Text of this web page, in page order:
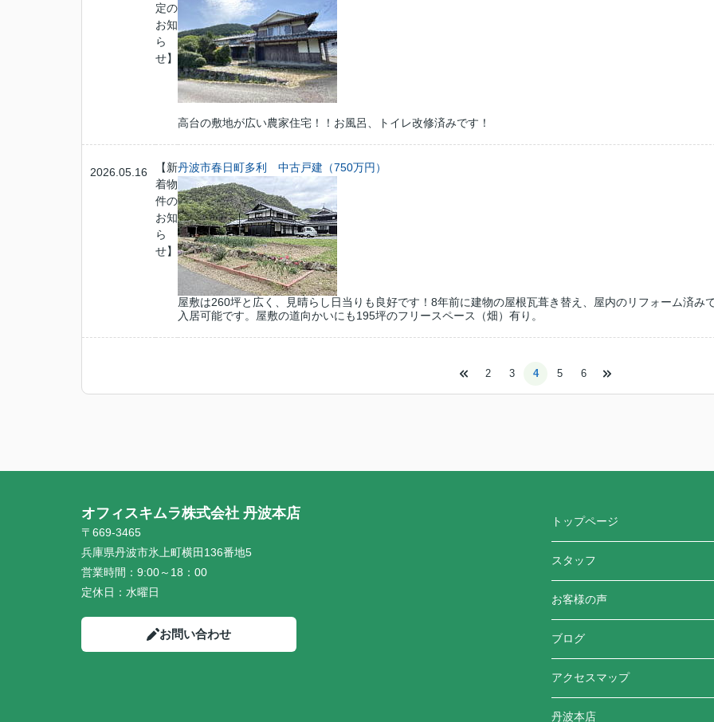
定の
お知
ら
せ】
高台の敷地が広い農家住宅！！お風呂、トイレ改修済みです！
2026.05.16
【新
着物
件の
お知
ら
せ】
丹波市春日町多利 中古戸建（750万円）
屋敷は260坪と広く、見晴らし日当りも良好です！8年前に建物の屋根瓦葺き替え、屋内のリフォーム済み
入居可能です。屋敷の道向かいにも195坪のフリースペース（畑）有り。
2 3 4 5 6
オフィスキムラ株式会社 丹波本店
〒669-3465
兵庫県丹波市氷上町横田136番地5
営業時間： 9:00～18：00
定休日： 水曜日
お問い合わせ
トップページ
スタッフ
お客様の声
ブログ
アクセスマップ
丹波本店